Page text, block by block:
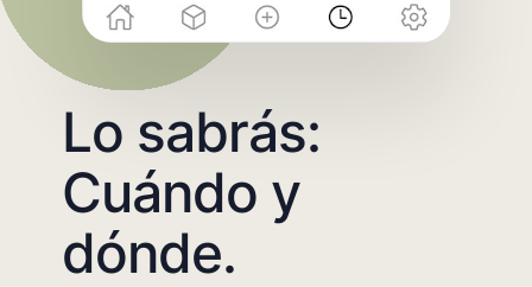
Lo sabrás:
Cuándo y
dónde.